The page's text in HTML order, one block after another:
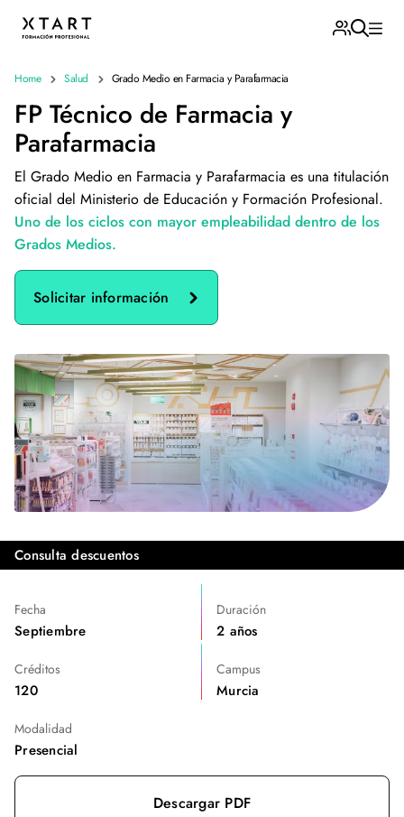
Home Salud Grado Medio en Farmacia y Parafarmacia
FP Técnico de Farmacia y
Parafarmacia
El Grado Medio en Farmacia y Parafarmacia es una titulación
oficial del Ministerio de Educación y Formación Profesional.
Uno de los ciclos con mayor empleabilidad dentro de los
Grados Medios.
Solicitar información
Consulta descuentos
Fecha
Septiembre
Duración
2 años
Créditos
120
Campus
Murcia
Modalidad
Presencial
Descargar PDF